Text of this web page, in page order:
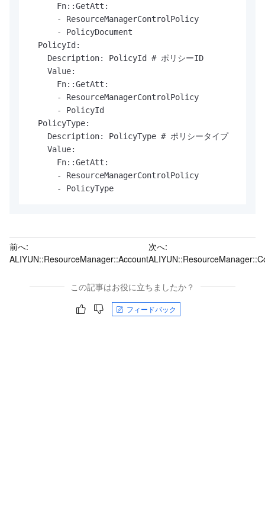
      Fn::GetAtt:
      - ResourceManagerControlPolicy
      - PolicyDocument
  PolicyId:
    Description: PolicyId # ポリシーID
    Value:
      Fn::GetAtt:
      - ResourceManagerControlPolicy
      - PolicyId
  PolicyType:
    Description: PolicyType # ポリシータイプ
    Value:
      Fn::GetAtt:
      - ResourceManagerControlPolicy
      - PolicyType
前へ:
ALIYUN::ResourceManager::Account
次へ:
この記事はお役に立ちましたか？
フィードバック